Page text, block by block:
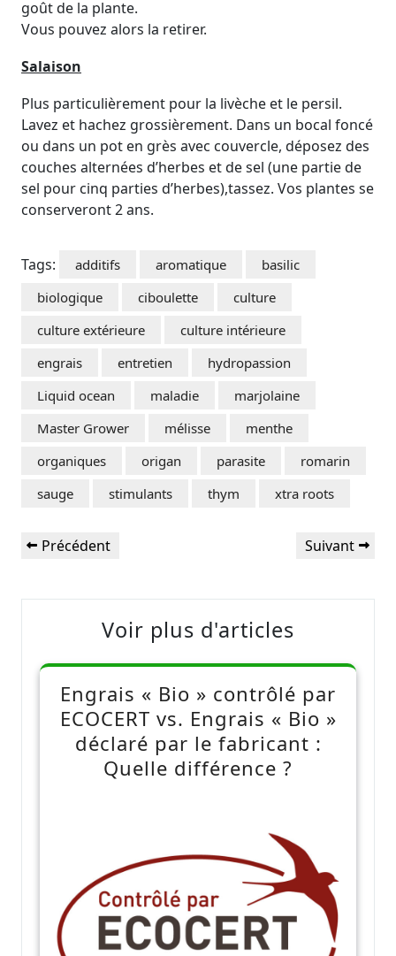
goût de la plante.
Vous pouvez alors la retirer.
Salaison
Plus particulièrement pour la livèche et le persil.
Lavez et hachez grossièrement. Dans un bocal foncé
ou dans un pot en grès avec couvercle, déposez des
couches alternées d’herbes et de sel (une partie de
sel pour cinq parties d’herbes),tassez. Vos plantes se
conserveront 2 ans.
Tags: additifs aromatique
basilic
biologique
ciboulette
culture
culture extérieure
culture intérieure
engrais
entretien
hydropassion
Liquid ocean
maladie
marjolaine
Master Grower
mélisse
menthe
organiques
origan parasite
romarin
sauge
stimulants thym xtra roots
Navigation
l’article
Article
Précédent
Article
Suivant
Voir plus d'articles
Engrais « Bio » contrôlé par
ECOCERT vs. Engrais « Bio »
déclaré par le fabricant :
Quelle différence ?